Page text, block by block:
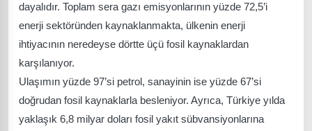
dayalıdır. Toplam sera gazı emisyonlarının yüzde 72,5’i
enerji sektöründen kaynaklanmakta, ülkenin enerji
ihtiyacının neredeyse dörtte üçü fosil kaynaklardan
karşılanıyor.
Ulaşımın yüzde 97’si petrol, sanayinin ise yüzde 67’si
doğrudan fosil kaynaklarla besleniyor. Ayrıca, Türkiye yılda
yaklaşık 6,8 milyar doları fosil yakıt sübvansiyonlarına